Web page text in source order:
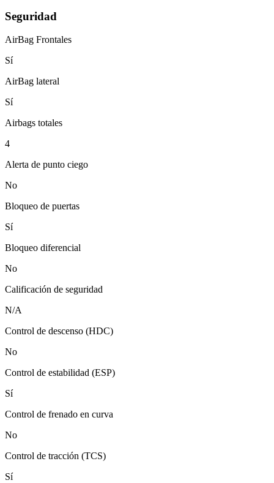
Seguridad
AirBag Frontales
Sí
AirBag lateral
Sí
Airbags totales
4
Alerta de punto ciego
No
Bloqueo de puertas
Sí
Bloqueo diferencial
No
Calificación de seguridad
N/A
Control de descenso (HDC)
No
Control de estabilidad (ESP)
Sí
Control de frenado en curva
No
Control de tracción (TCS)
Sí